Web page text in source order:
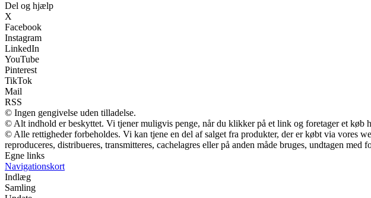
Del og hjælp
X
Facebook
Instagram
LinkedIn
YouTube
Pinterest
TikTok
Mail
RSS
© Ingen gengivelse uden tilladelse.
© Alt indhold er beskyttet. Vi tjener muligvis penge, når du klikker på et link og foretager et køb
© Alle rettigheder forbeholdes. Vi kan tjene en del af salget fra produkter, der er købt via vores
reproduceres, distribueres, transmitteres, cachelagres eller på anden måde bruges, undtagen med
Egne links
Navigationskort
Indlæg
Samling